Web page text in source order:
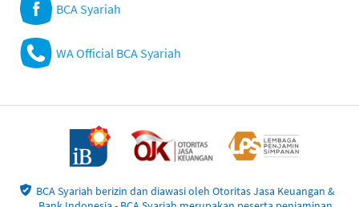
BCA Syariah
WA Official BCA Syariah
BCA Syariah berizin dan diawasi oleh Otoritas Jasa Keuangan &